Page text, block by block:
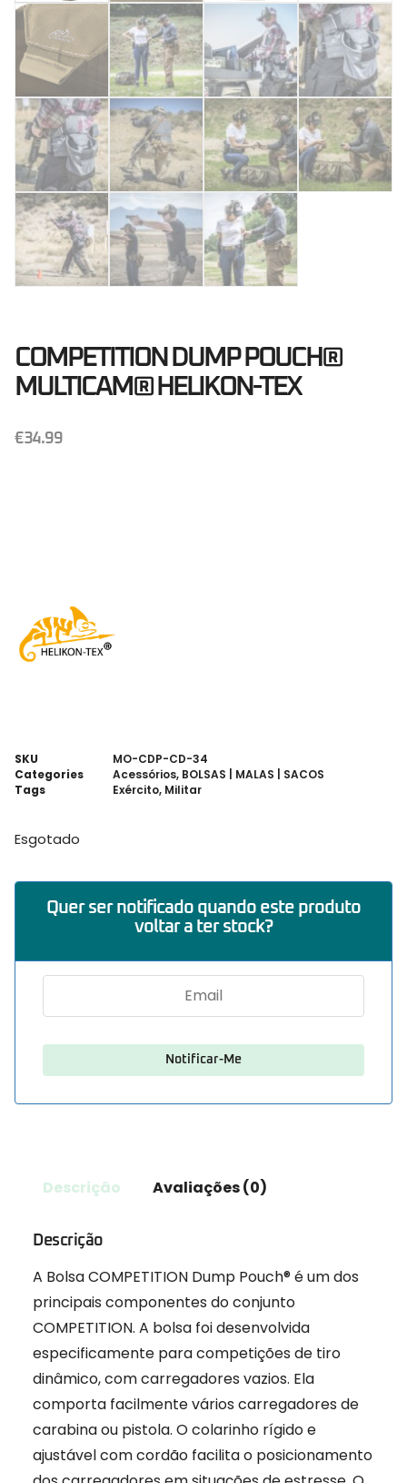
COMPETITION DUMP POUCH®
MULTICAM® HELIKON-TEX
€34.99
SKU
MO-CDP-CD-34
Categories
Acessórios, BOLSAS | MALAS | SACOS
Tags
Exército, Militar
Esgotado
Quer ser notificado quando este produto
voltar a ter stock?
Descrição Avaliações (0)
Descrição
A Bolsa COMPETITION Dump Pouch® é um dos
principais componentes do conjunto
COMPETITION. A bolsa foi desenvolvida
especificamente para competições de tiro
dinâmico, com carregadores vazios. Ela
comporta facilmente vários carregadores de
carabina ou pistola. O colarinho rígido e
ajustável com cordão facilita o posicionamento